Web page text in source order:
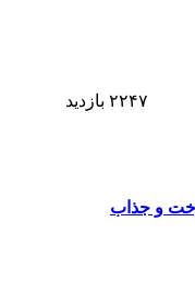
۲۲۴۷ بازدید
و جذاب